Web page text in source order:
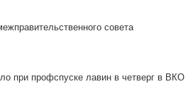
совета
при профспуске лавин в четверг в ВКО